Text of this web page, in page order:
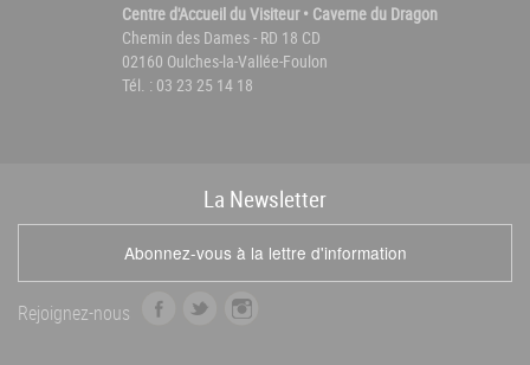
Centre d'Accueil du Visiteur • Caverne du Dragon
Chemin des Dames - RD 18 CD
02160 Oulches-la-Vallée-Foulon
Tél. : 03 23 25 14 18
La Newsletter
Abonnez-vous à la lettre d'information
Rejoignez-nous